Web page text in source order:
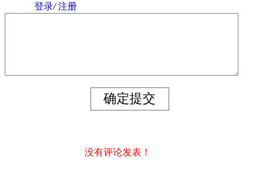
登录/ 注册
没有评论发表！